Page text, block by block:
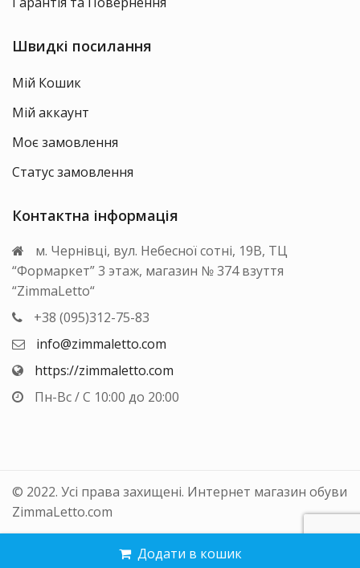
Додати в кошик
Швидкі посилання
Мій Кошик
Мій аккаунт
Моє замовлення
Статус замовлення
Контактна інформація
м. Чернівці, вул. Небесної сотні, 19В, ТЦ
“Формаркет” 3 этаж, магазин № 374 взуття
“ZimmaLetto“
+38 (095)312-75-83
info@zimmaletto.com
https://zimmaletto.com
Пн-Вс / С 10:00 до 20:00
© 2022. Усі права захищені. Интернет магазин обуви
ZimmaLetto.com